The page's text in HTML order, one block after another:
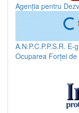
Agenția pentru
A.N.P.C.P.P.S.R. E-
Ocuparea Forței de